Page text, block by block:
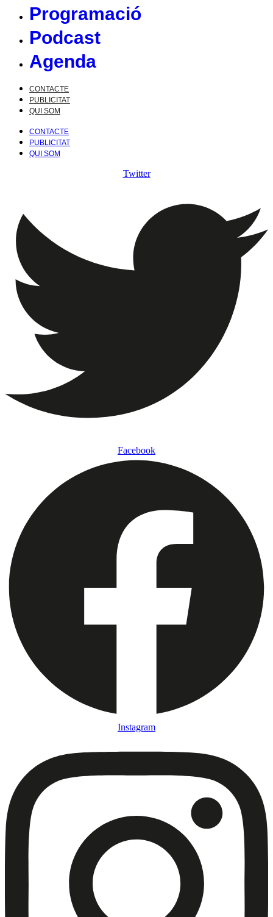
Programació
Podcast
Agenda
CONTACTE
PUBLICITAT
QUI SOM
CONTACTE
PUBLICITAT
QUI SOM
Twitter
Facebook
Instagram